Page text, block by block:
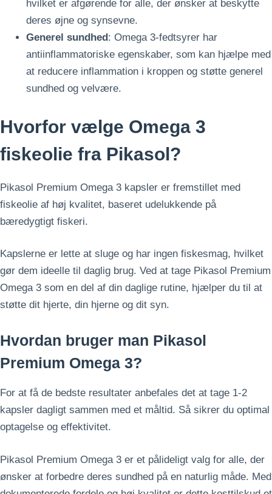
hvilket er afgørende for alle, der ønsker at beskytte
deres øjne og synsevne.
Generel sundhed: Omega 3-fedtsyrer har
antiinflammatoriske egenskaber, som kan hjælpe med
at reducere inflammation i kroppen og støtte generel
sundhed og velvære.
Hvorfor vælge Omega 3
fiskeolie fra Pikasol?
Pikasol Premium Omega 3 kapsler er fremstillet med
fiskeolie af høj kvalitet, baseret udelukkende på
bæredygtigt fiskeri.
Kapslerne er lette at sluge og har ingen fiskesmag, hvilket
gør dem ideelle til daglig brug. Ved at tage Pikasol Premium
Omega 3 som en del af din daglige rutine, hjælper du til at
støtte dit hjerte, din hjerne og dit syn.
Hvordan bruger man Pikasol
Premium Omega 3?
For at få de bedste resultater anbefales det at tage 1-2
kapsler dagligt sammen med et måltid. Så sikrer du optimal
optagelse og effektivitet.
Pikasol Premium Omega 3 er et pålideligt valg for alle, der
ønsker at forbedre deres sundhed på en naturlig måde. Med